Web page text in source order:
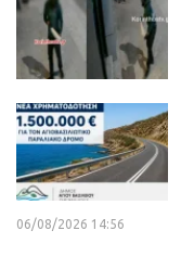
06/08/2026 14:56